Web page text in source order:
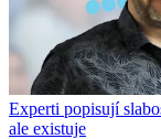
Experti popisují
ale existuje